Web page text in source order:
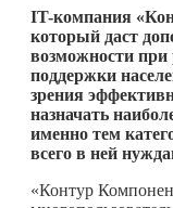
IT-компания
который даст
возможности при
поддержки
зрения
назначать
именно тем
всего в ней
«Контур